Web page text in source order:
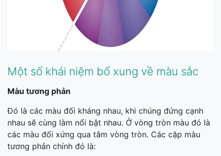
Một số khái niệm bổ xung về màu sắc
Màu tương phản
Đó là các màu đối kháng nhau, khi chúng đứng cạnh
nhau sẽ cùng làm nổi bật nhau. Ở vòng tròn màu đó là
các màu đối xứng qua tâm vòng tròn. Các cặp màu
tương phản chính đó là: